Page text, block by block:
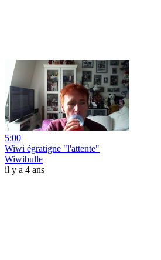
5:00
Wiwi égratigne "l'attente"
Wiwibulle
il y a 4 ans